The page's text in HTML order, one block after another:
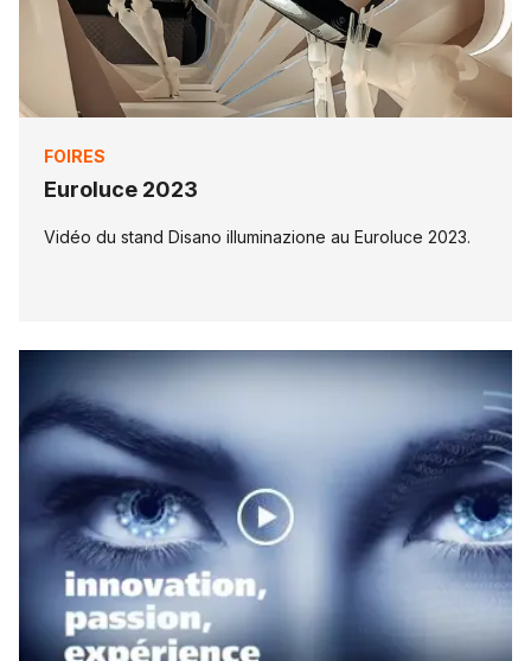
FOIRES
Euroluce 2023
Vidéo du stand Disano illuminazione au Euroluce 2023.